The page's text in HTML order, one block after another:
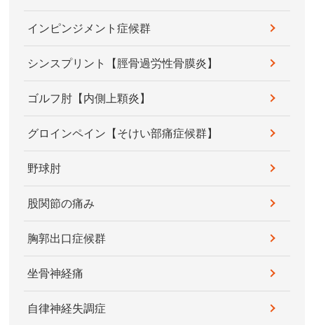
インピンジメント症候群
シンスプリント【脛骨過労性骨膜炎】
ゴルフ肘【内側上顆炎】
グロインペイン【そけい部痛症候群】
野球肘
股関節の痛み
胸郭出口症候群
坐骨神経痛
自律神経失調症